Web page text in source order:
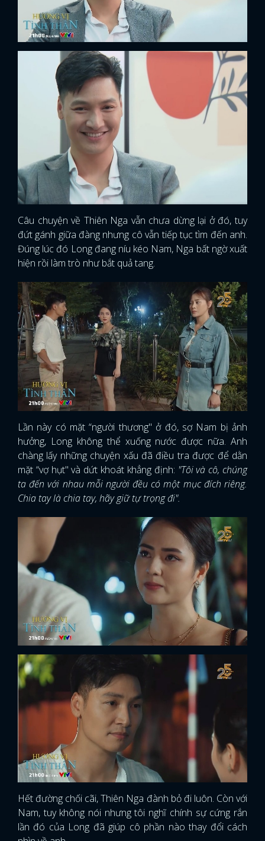
Câu chuyện về Thiên Nga vẫn chưa dừng lại ở đó, tuy
đứt gánh giữa đàng nhưng cô vẫn tiếp tục tìm đến anh.
Đúng lúc đó Long đang níu kéo Nam, Nga bất ngờ xuất
hiện rồi làm trò như bắt quả tang.
Lần này có mặt “người thương" ở đó, sợ Nam bị ảnh
hưởng, Long không thể xuống nước được nữa. Anh
chàng lấy những chuyện xấu đã điều tra được để dằn
mặt “vợ hụt" và dứt khoát khẳng định: "Tôi và cô, chúng
ta đến với nhau mỗi người đều có một mục đích riêng.
Chia tay là chia tay, hãy giữ tự trọng đi".
Hết đường chối cãi, Thiên Nga đành bỏ đi luôn. Còn với
Nam, tuy không nói nhưng tôi nghĩ chính sự cứng rắn
lần đó của Long đã giúp cô phần nào thay đổi cách